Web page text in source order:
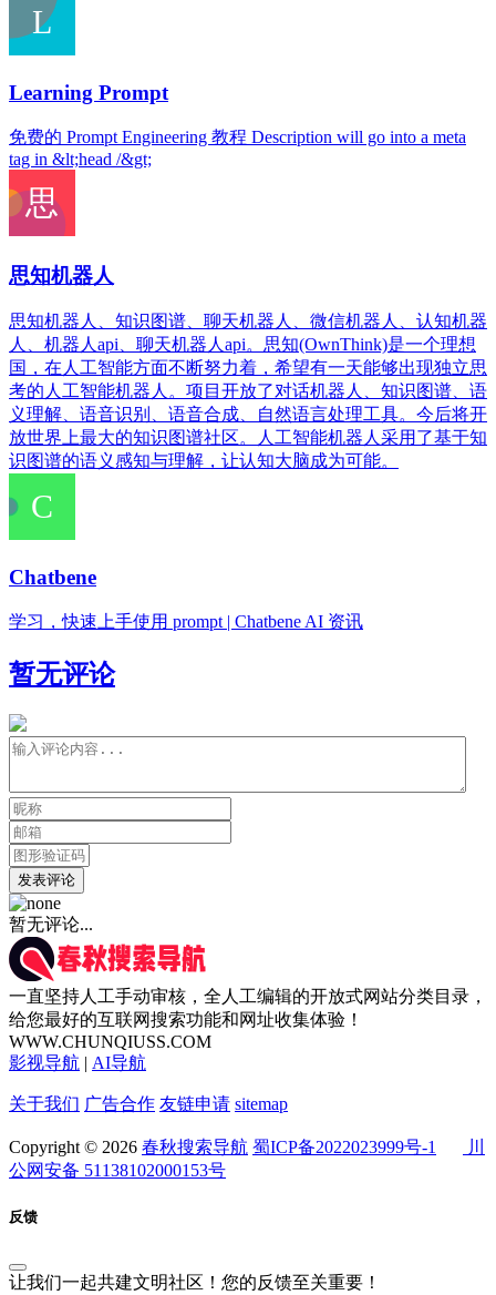
Learning Prompt
免费的 Prompt Engineering 教程 Description will go into a meta
tag in &lt;head /&gt;
思知机器人
思知机器人、知识图谱、聊天机器人、微信机器人、认知机器
人、机器人api、聊天机器人api。思知(OwnThink)是一个理想
国，在人工智能方面不断努力着，希望有一天能够出现独立思
考的人工智能机器人。项目开放了对话机器人、知识图谱、语
义理解、语音识别、语音合成、自然语言处理工具。今后将开
放世界上最大的知识图谱社区。人工智能机器人采用了基于知
识图谱的语义感知与理解，让认知大脑成为可能。
Chatbene
学习，快速上手使用 prompt | Chatbene AI 资讯
暂无评论
发表评论
暂无评论...
一直坚持人工手动审核，全人工编辑的开放式网站分类目录，
给您最好的互联网搜索功能和网址收集体验！
WWW.CHUNQIUSS.COM
影视导航 | AI导航
关于我们 广告合作 友链申请 sitemap
Copyright © 2026 春秋搜索导航 蜀ICP备2022023999号-1
川
公网安备 51138102000153号
反馈
让我们一起共建文明社区！您的反馈至关重要！